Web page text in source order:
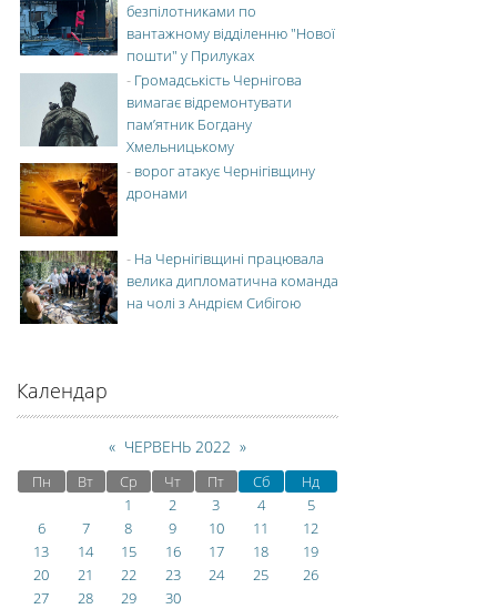
безпілотниками по
вантажному відділенню "Нової
пошти" у Прилуках
- Громадськість Чернігова
вимагає відремонтувати
пам’ятник Богдану
Хмельницькому
- ворог атакує Чернігівщину
дронами
- На Чернігівщині працювала
велика дипломатична команда
на чолі з Андрієм Сибігою
Календар
« ЧЕРВЕНЬ 2022 »
Пн Вт Ср Чт Пт Сб
Нд
1
2 3 4
5
6
7 8 9 10 11
12
13
14 15 16 17 18
19
20
21 22 23 24 25
26
27
28 29 30